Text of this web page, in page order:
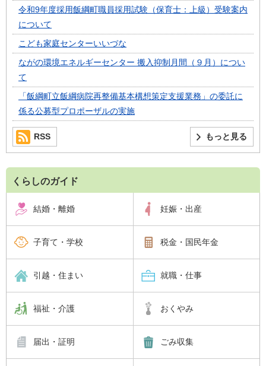
令和9年度採用飯綱町職員採用試験（保育士：上級）受験案内
について
こども家庭センターいいづな
ながの環境エネルギーセンター 搬入抑制月間（９月）につい
て
「飯綱町立飯綱病院再整備基本構想策定支援業務」の委託に
係る公募型プロポーザルの実施
もっと見る
RSS
くらしのガイド
結婚・離婚 妊娠・出産
子育て・学校 税金・国民年金
引越・住まい 就職・仕事
福祉・介護 おくやみ
届出・証明 ごみ収集